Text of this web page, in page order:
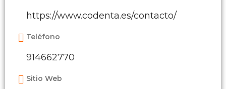
https://www.codenta.es/contacto/
Teléfono
914662770
Sitio Web